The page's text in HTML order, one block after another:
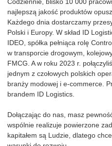
najlepszą jakość produktów
Każdego dnia dostarczamy
Polski i Europy. W skład ID
IDEO, spółka pełniąca rolę
w transporcie drogowym,
FMCG. A w roku 2023 r.
jednym z czołowych polskich
branży modowej i e-commerce.
brandem ID Logistics.
Dołączając do nas, masz
wspólnie realizuje powierzone
kapitałem są Ludzie, dlatego